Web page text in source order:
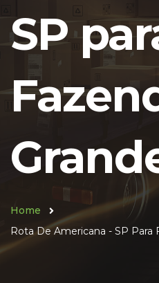
SP
Home
Rota De Americana - SP Para